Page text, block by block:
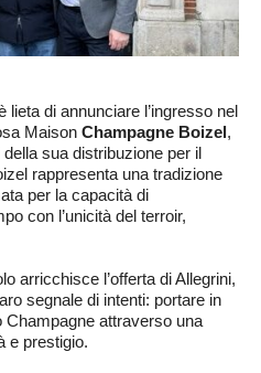
lieta di annunciare l’ingresso nel
Maison Champagne Boizel,
sua distribuzione per il
rappresenta una tradizione
per la capacità di
con l’unicità del terroir,
arricchisce l’offerta di Allegrini,
segnale di intenti: portare in
Champagne attraverso una
e prestigio.